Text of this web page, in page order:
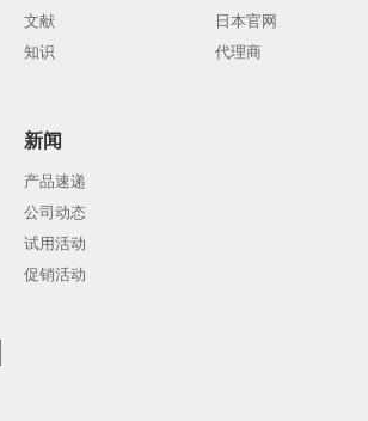
文献
知识
日本官网
代理商
新闻
产品速递
公司动态
试用活动
促销活动